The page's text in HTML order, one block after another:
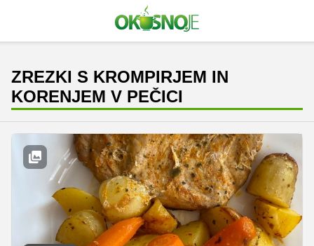
ZREZKI S KROMPIRJEM IN
KORENJEM V PEČICI